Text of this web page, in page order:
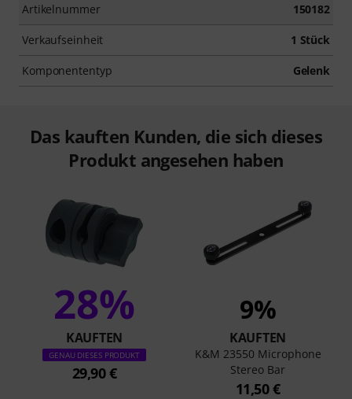
Artikelnummer 150182
Verkaufseinheit 1 Stück
Komponententyp Gelenk
Das kauften Kunden, die sich dieses
Produkt angesehen haben
28%
KAUFTEN
GENAU DIESES PRODUKT
29,90 €
9%
KAUFTEN
K&M 23550 Microphone
Stereo Bar
11,50 €